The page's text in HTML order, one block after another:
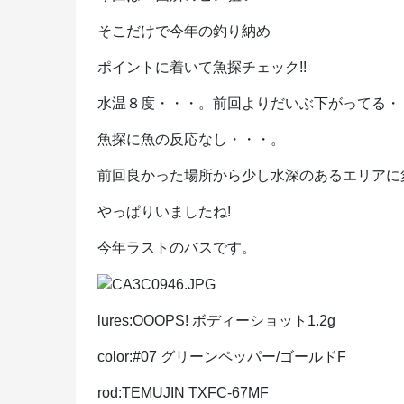
そこだけで今年の釣り納め
ポイントに着いて魚探チェック!!
水温８度・・・。前回よりだいぶ下がってる・
魚探に魚の反応なし・・・。
前回良かった場所から少し水深のあるエリアに
やっぱりいましたね!
今年ラストのバスです。
lures:OOOPS! ボディーショット1.2g
color:#07 グリーンペッパー/ゴールドF
rod:TEMUJIN TXFC-67MF